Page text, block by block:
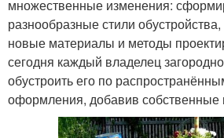
множественные изменения:
разнообразные стили
новые материалы и методы
сегодня каждый владелец
обустроить его по
оформления, добавив собственные